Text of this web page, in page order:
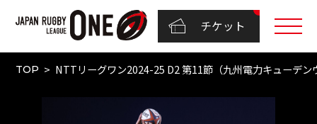
チケット
TOP NTTリーグワン2024-25 D2 第11節（九州電力キューデ